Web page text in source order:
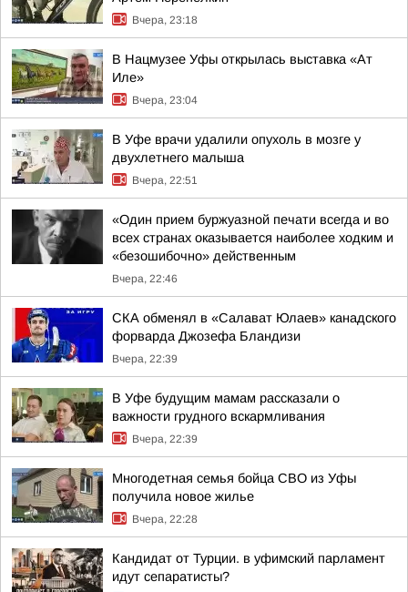
Вчера, 23:18
В Нацмузее Уфы открылась выставка «Ат
Иле»
Вчера, 23:04
В Уфе врачи удалили опухоль в мозге у
двухлетнего малыша
Вчера, 22:51
«Один прием буржуазной печати всегда и во
всех странах оказывается наиболее ходким и
«безошибочно» действенным
Вчера, 22:46
СКА обменял в «Салават Юлаев» канадского
форварда Джозефа Бландизи
Вчера, 22:39
В Уфе будущим мамам рассказали о
важности грудного вскармливания
Вчера, 22:39
Многодетная семья бойца СВО из Уфы
получила новое жилье
Вчера, 22:28
Кандидат от Турции. в уфимский парламент
идут сепаратисты?